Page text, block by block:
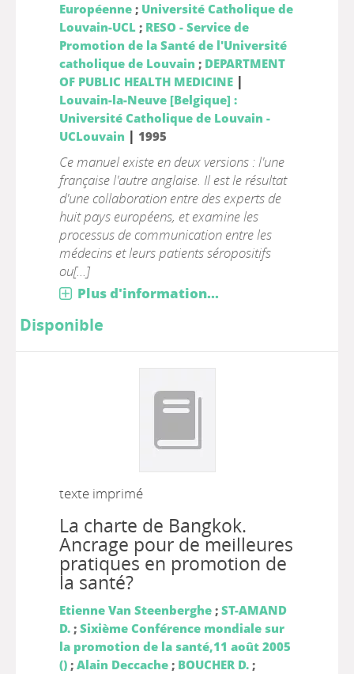
Européenne; Université Catholique de
Louvain-UCL; RESO - Service de
Promotion de la Santé de l'Université
catholique de Louvain ; DEPARTMENT
OF PUBLIC HEALTH MEDICINE |
Louvain-la-Neuve [Belgique] :
Université Catholique de Louvain -
UCLouvain | 1995
Ce manuel existe en deux versions : l'une
française l'autre anglaise. Il est le résultat
d'une collaboration entre des experts de
huit pays européens, et examine les
processus de communication entre les
médecins et leurs patients séropositifs
ou[...]
Plus d'information...
Disponible
texte imprimé
La charte de Bangkok.
Ancrage pour de meilleures
pratiques en promotion de
la santé?
Etienne Van Steenberghe; ST-AMAND
D.; Sixième Conférence mondiale sur
la promotion de la santé,11 août 2005
(); Alain Deccache; BOUCHER D.;